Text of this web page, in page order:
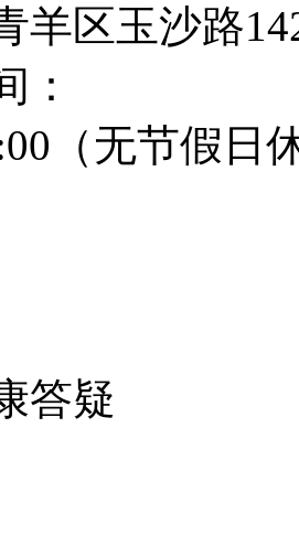
羊区玉沙路
：
（无节假日
答疑